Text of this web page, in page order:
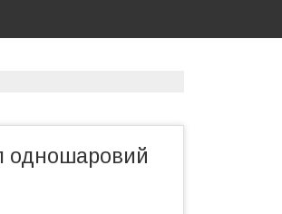
одношаровий